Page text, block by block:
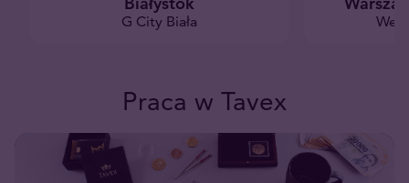
G City Biała
Praca w Tavex